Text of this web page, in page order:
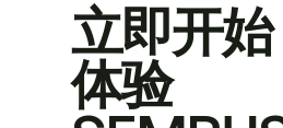
立即开始
体验